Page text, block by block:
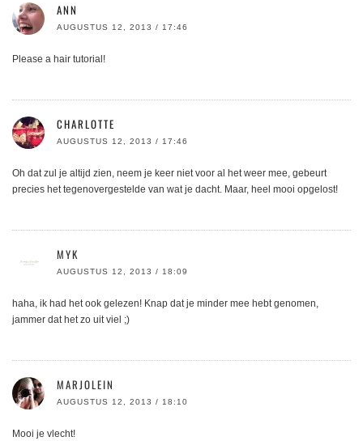
ANN
AUGUSTUS 12, 2013 / 17:46
Please a hair tutorial!
CHARLOTTE
AUGUSTUS 12, 2013 / 17:46
Oh dat zul je altijd zien, neem je keer niet voor al het weer mee, gebeurt
precies het tegenovergestelde van wat je dacht. Maar, heel mooi opgelost!
MYK
AUGUSTUS 12, 2013 / 18:09
haha, ik had het ook gelezen! Knap dat je minder mee hebt genomen,
jammer dat het zo uit viel ;)
MARJOLEIN
AUGUSTUS 12, 2013 / 18:10
Mooi je vlecht!